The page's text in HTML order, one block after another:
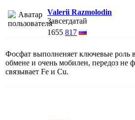
Valerii Razmolodin
Завсегдатай
1655 817
Фосфат выполненяет ключевые роль
обмене и очень мобилен, передоз не
связывает Fe и Cu.